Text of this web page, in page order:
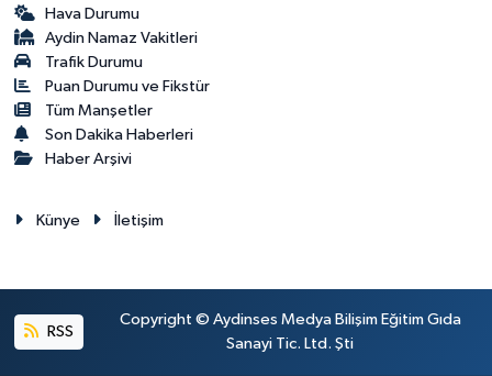
Hava Durumu
Aydin Namaz Vakitleri
Trafik Durumu
Puan Durumu ve Fikstür
Tüm Manşetler
Son Dakika Haberleri
Haber Arşivi
Künye İletişim
RSS
Copyright © Aydinses Medya Bilişim Eğitim Gıda
Sanayi Tic. Ltd. Şti